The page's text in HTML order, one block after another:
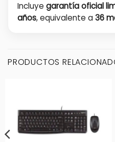
Incluye garantía oficial
años, equivalente a36
PRODUCTOS